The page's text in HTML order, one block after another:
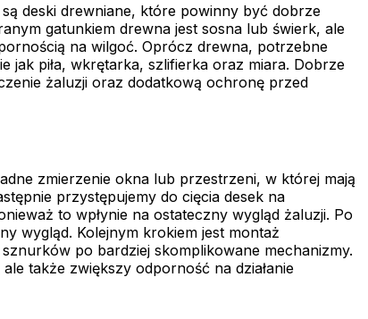
deski drewniane, które powinny być dobrze
gatunkiem drewna jest sosna lub świerk, ale
na wilgoć. Oprócz drewna, potrzebne
jak piła, wkrętarka, szlifierka oraz miara. Dobrze
żaluzji oraz dodatkową ochronę przed
zmierzenie okna lub przestrzeni, w której mają
przystępujemy do cięcia desek na
to wpłynie na ostateczny wygląd żaluzji. Po
wygląd. Kolejnym krokiem jest montaż
po bardziej skomplikowane mechanizmy.
także zwiększy odporność na działanie